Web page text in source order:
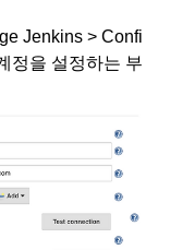
Jenkins > Confi
정을 설정하는 부